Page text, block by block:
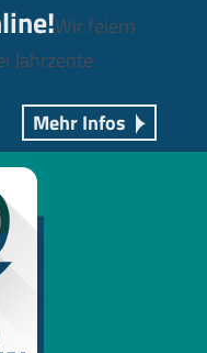
Wir feiern
Jahrzente
Mehr Infos